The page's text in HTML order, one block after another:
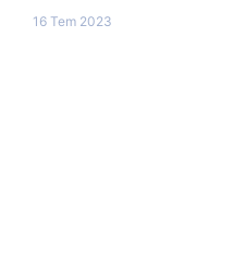
16 Tem 2023